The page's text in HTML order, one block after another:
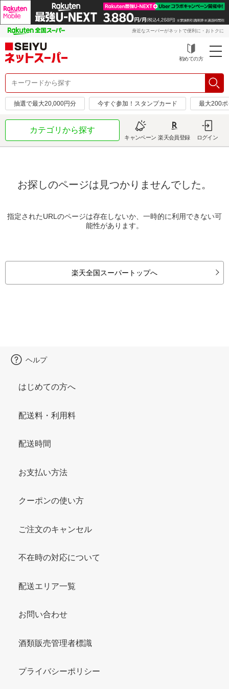
身近なスーパーがネットで便利に・おトクに
初めての方
抽選で最大20,000円分 今すぐ参加！スタンプカード 最大200
カテゴリから探す
キャンペーン 楽天会員登録 ログイン
お探しのページは見つかりませんでした。
指定されたURLのページは存在しないか、一時的に利用できない可
能性があります。
楽天全国スーパートップへ
ヘルプ
はじめての方へ
配送料・利用料
配送時間
お支払い方法
クーポンの使い方
ご注文のキャンセル
不在時の対応について
配送エリア一覧
お問い合わせ
酒類販売管理者標識
プライバシーポリシー